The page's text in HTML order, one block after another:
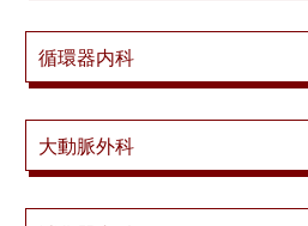
循環器内科
大動脈外科